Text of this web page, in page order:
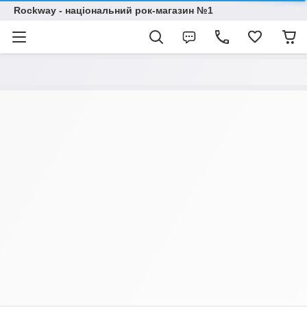
Rockway - національний рок-магазин №1